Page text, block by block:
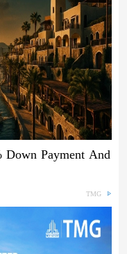
Payment And
TMG